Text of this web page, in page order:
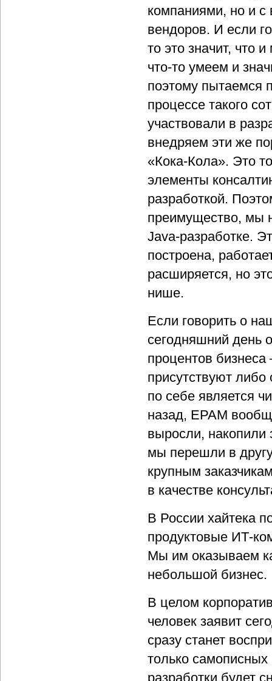
компаниями, но и с
вендоров. И если
то это значит, что
что-то умеем и
поэтому пытаемся
процессе такого
участвовали в
внедряем эти же
«Кока-Кола». Это
элементы
разработкой.
преимущество, мы
Java-разработке.
построена,
расширяется, но
нише.
Если говорить о
сегодняшний день
процентов
присутствуют
по себе является
назад, EPAM
выросли, накопили
мы перешли в
крупным
в качестве
В России хайтека
продуктовые ИТ-
Мы им оказываем
небольшой бизнес.
В целом
человек заявит
сразу станет
только
разработки будет